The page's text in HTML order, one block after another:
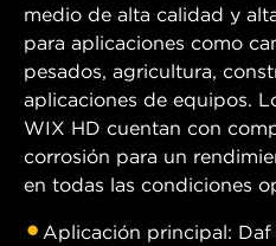
medio de alta calidad y
para aplicaciones como
pesados, agricultura,
aplicaciones de equipos.
WIX HD cuentan con
corrosión para un
en todas las condiciones
Aplicación principal: